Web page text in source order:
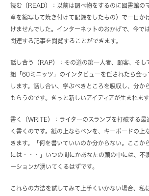
読む（READ）：以前は調べ物をするのに図書館の
章を縮写して焼き付けて記録をしたもの）で一日か
けませんでした。インターネットのおかげで、今で
関連する記事を閲覧することができます。
話し合う（RAP）：その道の第一人者、顧客、そし
組「60ミニッツ」のインタビューを任されたら会っ
します。話し合い、学ぶべきところを吸収し、分か
もらうのです。きっと新しいアイディアが生まれます
書く（WRITE）：ライターのスランプを打破する最
く書くのです。紙の上ならペンを、キーボードの上
きます。「何を書いていいのか分からない。ここか
には・・・」いつの間にかあなたの頭の中には、不
ーションが湧いてくるはずです。
これらの方法を試してみて上手くいかない場合、私